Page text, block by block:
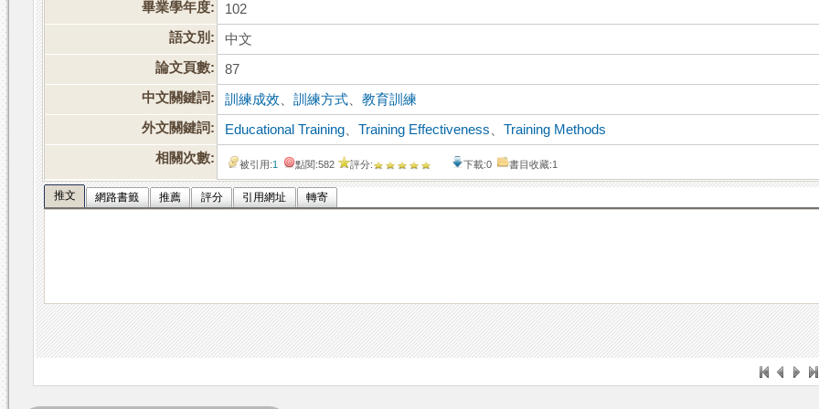
畢業學年度:
102
語文別:
中文
論文頁數:
87
中文關鍵詞:
訓練成效 、訓練方式 、教育訓練
外文關鍵詞:
Educational Training 、Training Effectiveness 、Training Methods
相關次數:
被引用:1 點閱:582 評分: 下載:0 書目收藏:1
推文 網路書籤 推薦 評分 引用網址 轉寄